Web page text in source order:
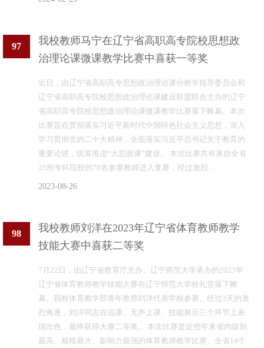
97
我校教师马宁在辽宁省高职高专院校思想政
治理论课微课教学比赛中喜获一等奖
近日，由辽宁省高职高专思想政治理论课分教学指导委员会和
辽宁省高职高专院校思想政治理论课建设联盟联合主办的辽宁
省高职高专院校思想政治理论课微课教学比赛落下帷幕。本次
比赛旨在贯彻落实习近平新时代中国特色社会主义思想，深入
学习贯彻党的二十大精神，全面落实习近平总书记关于教育的
重要论述，统筹推进“大思政课”建设。 本次比赛共有来自全省
25所专科院校的70名参赛教师进入复赛，经过激烈...
2023-08-26
98
我校教师刘洋在2023年辽宁省体育教师教学
技能大赛中喜获二等奖
7月22日，由辽宁省教育厅主办、辽宁师范大学承办的2023年
辽宁省体育教师教学技能大赛在辽宁师范大学校礼堂落下帷
幕。我校体育教学部青年教师刘洋代表学校参赛。经过3天的激
烈角逐，刘洋同志在说课、无声上课、技能展示三个环节上表
现出色，最终获得大赛二等奖。 本次比赛是近些年来省内级别
最高、规模最大、影响力最强的体育教师教学比赛。全省14个